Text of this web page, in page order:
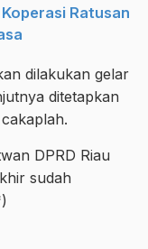
Ratusan
dilakukan gelar
ditetapkan
DPRD Riau
sudah